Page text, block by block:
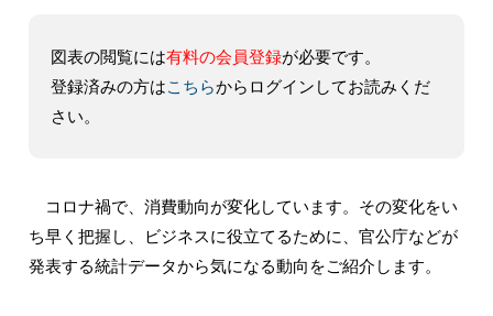
図表の閲覧には有料の会員登録が必要です。
登録済みの方はこちらからログインしてお読みくだ
さい。
コロナ禍で、消費動向が変化しています。その変化をい
ち早く把握し、ビジネスに役立てるために、官公庁などが
発表する統計データから気になる動向をご紹介します。